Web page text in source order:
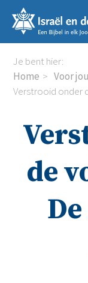
links
naar
de
inhoud
naar
de
Je bent hier:
Home
Voor jou
Verstrooid onder
de